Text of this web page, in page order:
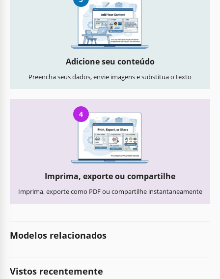
Adicione seu conteúdo
Preencha seus dados, envie imagens e substitua o texto
4
Imprima, exporte ou compartilhe
Imprima, exporte como PDF ou compartilhe instantaneamente
Modelos relacionados
Vistos recentemente